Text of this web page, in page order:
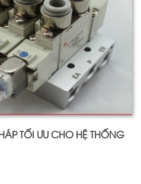
TỐI ƯU CHO HỆ THỐNG